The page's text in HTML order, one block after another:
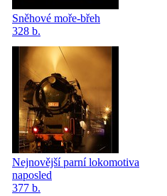
Sněhové moře-břeh
328 b.
Nejnovější parní lokomotiva
naposled
377 b.